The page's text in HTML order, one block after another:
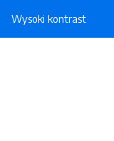
Wysoki kontrast